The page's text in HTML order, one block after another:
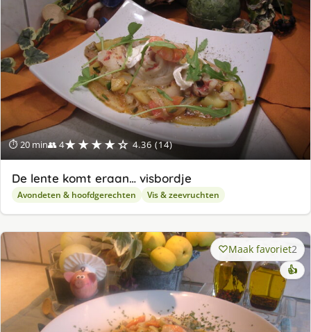
⏱ 20 min👥 4★★★★☆ 4.36 (14)
De lente komt eraan… visbordje
Avondeten & hoofdgerechten Vis & zeevruchten
Maak favoriet2
👍